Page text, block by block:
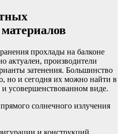
прохлады на балконе
актуален, производители
затенения. Большинство
но и сегодня их можно найти в
усовершенствованном виде.
солнечного излучения